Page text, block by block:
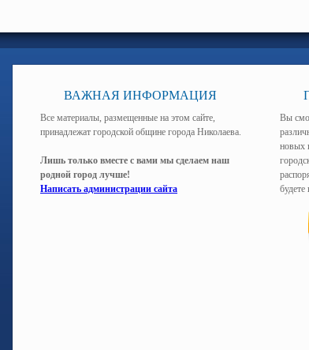
ВАЖНАЯ ИНФОРМАЦИЯ
Все материалы, размещенные на этом сайте,
принадлежат городской общине города Николаева.
Лишь только вместе с вами мы сделаем наш
родной город лучше!
Написать администрации сайта
Вы
новых
будете